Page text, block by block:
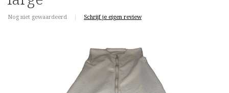
Nog niet gewaardeerd | Schrijf je eigen review